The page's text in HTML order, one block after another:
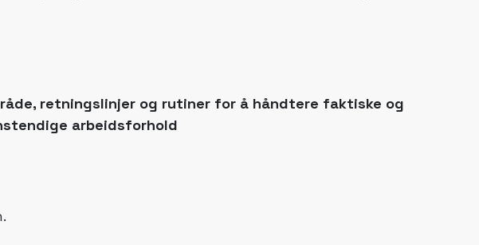
retningslinjer og rutiner for å håndtere faktiske og
arbeidsforhold